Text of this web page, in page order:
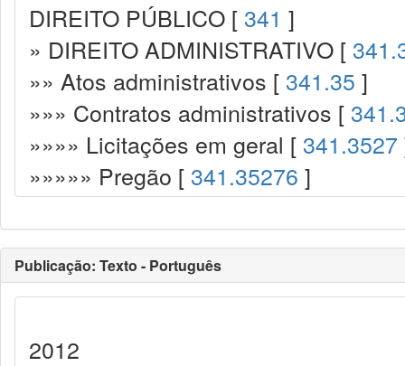
DIREITO PÚBLICO [ 341 ]
» DIREITO ADMINISTRATIVO [
»» Atos administrativos [ 341.35 ]
»»» Contratos administrativos [
»»»» Licitações em geral [ 341.3527
»»»»» Pregão [ 341.35276 ]
Publicação: Texto - Português
2012